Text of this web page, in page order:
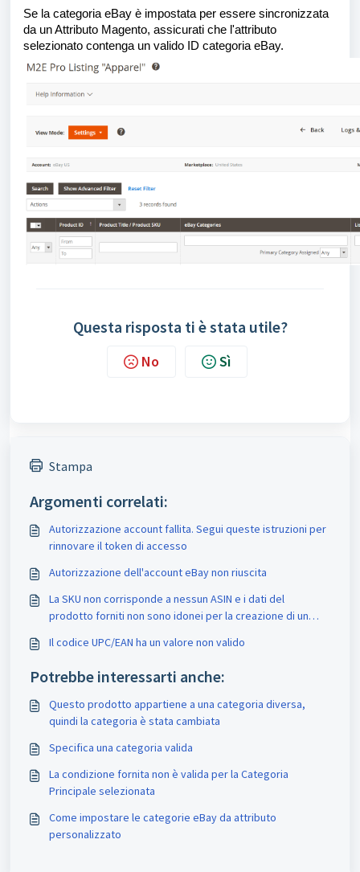
Se la categoria eBay è impostata per essere sincronizzata
da un Attributo Magento, assicurati che l'attributo
selezionato contenga un valido ID categoria eBay.
Questa risposta ti è stata utile?
No Sì
Stampa
Argomenti correlati:
Autorizzazione account fallita. Segui queste istruzioni per
rinnovare il token di accesso
Autorizzazione dell'account eBay non riuscita
La SKU non corrisponde a nessun ASIN e i dati del
prodotto forniti non sono idonei per la creazione di un
Il codice UPC/EAN ha un valore non valido
Potrebbe interessarti anche:
Questo prodotto appartiene a una categoria diversa,
quindi la categoria è stata cambiata
Specifica una categoria valida
La condizione fornita non è valida per la Categoria
Principale selezionata
Come impostare le categorie eBay da attributo
personalizzato